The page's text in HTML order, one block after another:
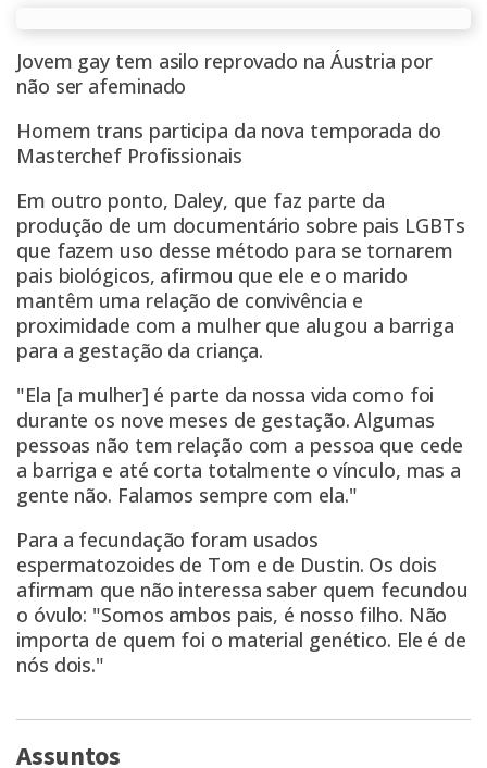
Jovem gay tem asilo reprovado na Áustria por
não ser afeminado
Homem trans participa da nova temporada do
Masterchef Profissionais
Em outro ponto, Daley, que faz parte da
produção de um documentário sobre pais LGBTs
que fazem uso desse método para se tornarem
pais biológicos, afirmou que ele e o marido
mantêm uma relação de convivência e
proximidade com a mulher que alugou a barriga
para a gestação da criança.
"Ela [a mulher] é parte da nossa vida como foi
durante os nove meses de gestação. Algumas
pessoas não tem relação com a pessoa que cede
a barriga e até corta totalmente o vínculo, mas a
gente não. Falamos sempre com ela."
Para a fecundação foram usados
espermatozoides de Tom e de Dustin. Os dois
afirmam que não interessa saber quem fecundou
o óvulo: "Somos ambos pais, é nosso filho. Não
importa de quem foi o material genético. Ele é de
nós dois."
Assuntos